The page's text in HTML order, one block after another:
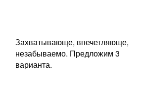
Захватывающе, впечетляюще,
незабываемо. Предложим 3
варианта.